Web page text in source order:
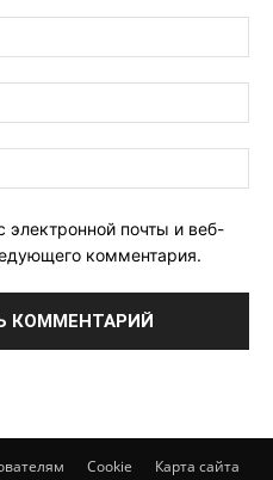
почты и веб-
комментария.
Cookie Карта сайта